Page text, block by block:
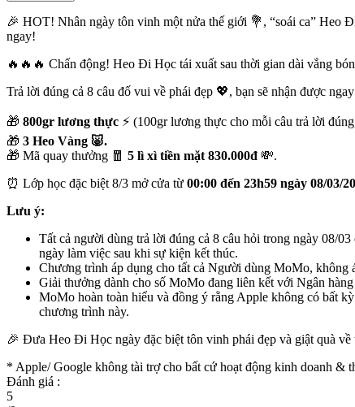
🎉 HOT! Nhân ngày tôn vinh một nửa thế giới 💐, “soái ca” Heo
ngay!
🔥🔥🔥 Chấn động! Heo Đi Học tái xuất sau thời gian dài vắng
Trả lời đúng cả 8 câu đố vui về phái đẹp 💖, bạn sẽ nhận được
🎁 800gr lương thực ⚡️ (100gr lương thực cho mỗi câu trả lời
🎁 3 Heo Vàng 🐷.
🎁 Mã quay thưởng 🧧 5 lì xì tiền mặt 830.000đ 💸.
⏰ Lớp học đặc biệt 8/3 mở cửa từ 00:00 đến 23h59 ngày 08/03/
Lưu ý:
Tất cả người dùng trả lời đúng cả 8 câu hỏi trong ngày 08/
ngày làm việc sau khi sự kiện kết thúc.
Chương trình áp dụng cho tất cả Người dùng MoMo, không
Giải thưởng dành cho số MoMo đang liên kết với Ngân
MoMo hoàn toàn hiểu và đồng ý rằng Apple không có bất
chương trình này.
🎉 Đưa Heo Đi Học ngày đặc biệt tôn vinh phái đẹp và giật quà về
* Apple/ Google không tài trợ cho bất cứ hoạt động kinh doanh &
Đánh giá :
5